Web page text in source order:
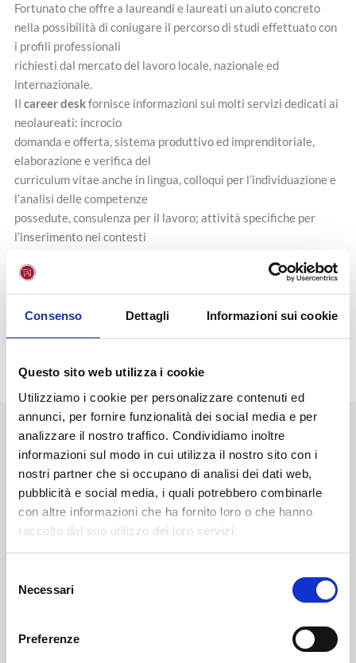
Consenso Dettagli Informazioni sui cookie
Questo sito web utilizza i cookie
Utilizziamo i cookie per personalizzare contenuti ed
annunci, per fornire funzionalità dei social media e per
analizzare il nostro traffico. Condividiamo inoltre
informazioni sul modo in cui utilizza il nostro sito con i
nostri partner che si occupano di analisi dei dati web,
pubblicità e social media, i quali potrebbero combinarle
con altre informazioni che ha fornito loro o che hanno
raccolto dal suo utilizzo dei loro servizi.
Necessari
Preferenze
Fortunato che offre a laureandi e laureati un aiuto concreto
nella possibilità di coniugare il percorso di studi effettuato con
i profili professionali
richiesti dal mercato del lavoro locale, nazionale ed
internazionale.
Il career deskfornisce informazioni sui molti servizi dedicati ai
neolaureati: incrocio
domanda e offerta, sistema produttivo ed imprenditoriale,
elaborazione e verifica del
curriculum vitae anche in lingua, colloqui per l’individuazione e
l’analisi delle competenze
possedute, consulenza per il lavoro; attività specifiche per
l’inserimento nei contesti
Referente dello sportello: Dott.ssa Sofia Cozzi, Consulente
CALENDARIO DEGLI INCONTRI
NEWS STAMPA EVENTI BLOG
Diventa uno studente
Unifortunato!
ISCRIVITI